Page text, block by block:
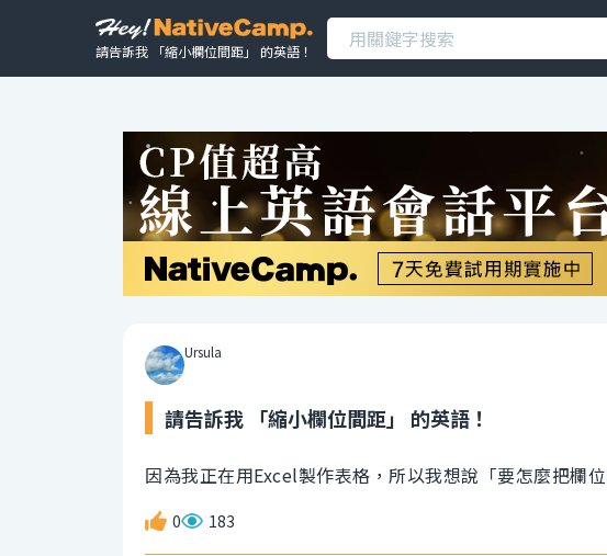
請告訴我 「縮小欄位間距」 的英語！
Ursula
請告訴我 「縮小欄位間距」 的英語！
因為我正在用Excel製作表格，所以我想說「要怎麼把欄位
0 183